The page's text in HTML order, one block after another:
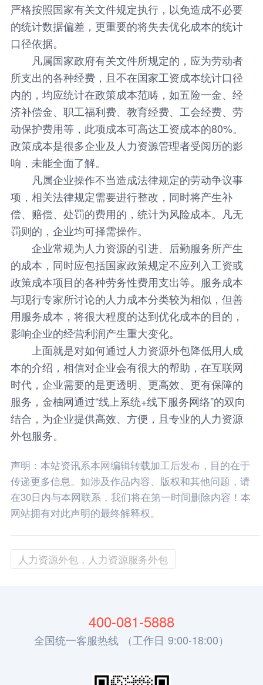
严格按照国家有关文件规定执行，以免造成不必要
的统计数据偏差，更重要的将失去优化成本的统计
口径依据。
凡属国家政府有关文件所规定的，应为劳动者
所支出的各种经费，且不在国家工资成本统计口径
内的，均应统计在政策成本范畴，如五险一金、经
济补偿金、职工福利费、教育经费、工会经费、劳
动保护费用等，此项成本可高达工资成本的80%。
政策成本是很多企业及人力资源管理者受阅历的影
响，未能全面了解。
凡属企业操作不当造成法律规定的劳动争议事
项，相关法律规定需要进行整改，同时将产生补
偿、赔偿、处罚的费用的，统计为风险成本。凡无
罚则的，企业均可择需操作。
企业常规为人力资源的引进、后勤服务所产生
的成本，同时应包括国家政策规定不应列入工资或
政策成本项目的各种劳务性费用支出等。服务成本
与现行专家所讨论的人力成本分类较为相似，但善
用服务成本，将很大程度的达到优化成本的目的，
影响企业的经营利润产生重大变化。
上面就是对如何通过人力资源外包降低用人成
本的介绍，相信对企业会有很大的帮助，在互联网
时代，企业需要的是更透明、更高效、更有保障的
服务， 金柚网通过“线上系统+线下服务网络”的双向
结合，为企业提供高效、方便，且专业的人力资源
外包服务。
声明：本站资讯系本网编辑转载加工后发布，目的在于
传递更多信息。如涉及作品内容、版权和其他问题，请
在30日内与本网联系，我们将在第一时间删除内容！本
网站拥有对此声明的最终解释权。
人力资源外包，人力资源服务外包
400-081-5888
全国统一客服热线 （工作日 9:00-18:00）